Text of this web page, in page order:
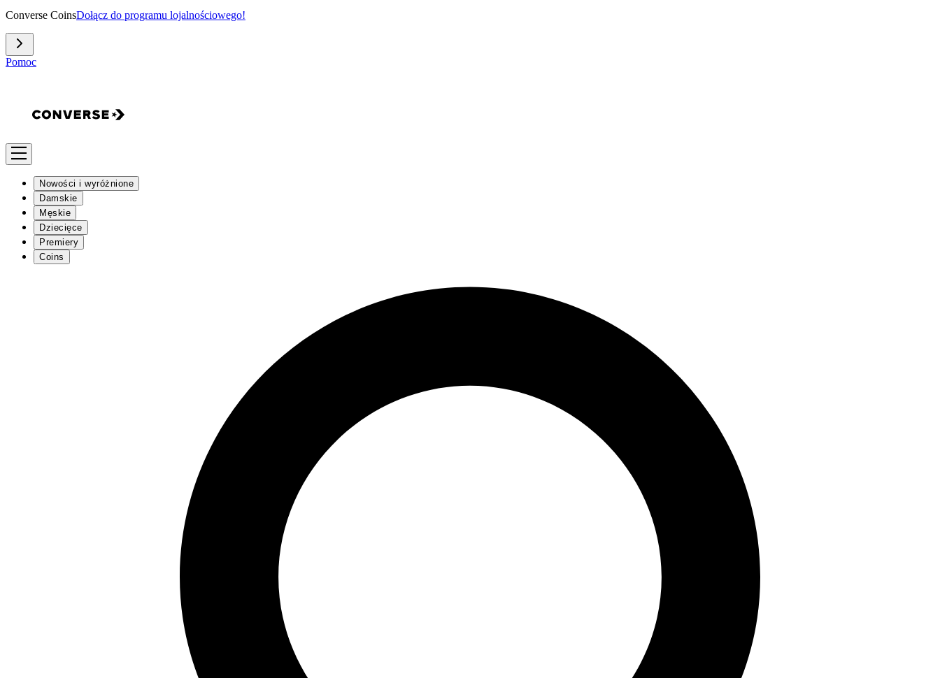
Converse CoinsDołącz do programu lojalnościowego!
Pomoc
Nowości i wyróżnione
Damskie
Męskie
Dziecięce
Premiery
Coins